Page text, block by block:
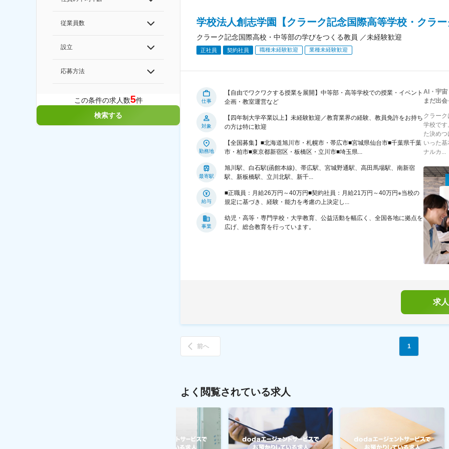
従業員数
設立
応募方法
この条件の求人数5件
検索する
学校法人創志学園【クラーク記念国際高等学校・クラ
クラーク記念国際高校・中等部の学びをつくる教員 ／未経験歓迎
正社員 契約社員 職種未経験歓迎 業種未経験歓迎
仕事
【自由でワクワクする授業を展開】中等部・高等学校での授業・イベント
企画・教室運営など
対象
【四年制大学卒業以上】未経験歓迎／教育業界の経験、教員免許をお持ち
の方は特に歓迎
勤務地
【全国募集】■北海道旭川市・札幌市・帯広市■宮城県仙台市■千葉県千葉
市・柏市■東京都新宿区・板橋区・立川市■埼玉県...
最寄駅
旭川駅、白石駅(函館本線)、帯広駅、宮城野通駅、高田馬場駅、南新宿
駅、新板橋駅、立川北駅、新千...
給与
■正職員：月給26万円～40万円■契約社員：月給21万円～40万円※当校の
規定に基づき、経験・能力を考慮の上決定し...
事業
幼児・高等・専門学校・大学教育、公益活動を幅広く、全国各地に拠点を
広げ、総合教育を行っています。
AI・宇宙
まだ出
クラー
学校です
た決め
いった
ナルカ...
求
前へ 1
よく閲覧されている求人